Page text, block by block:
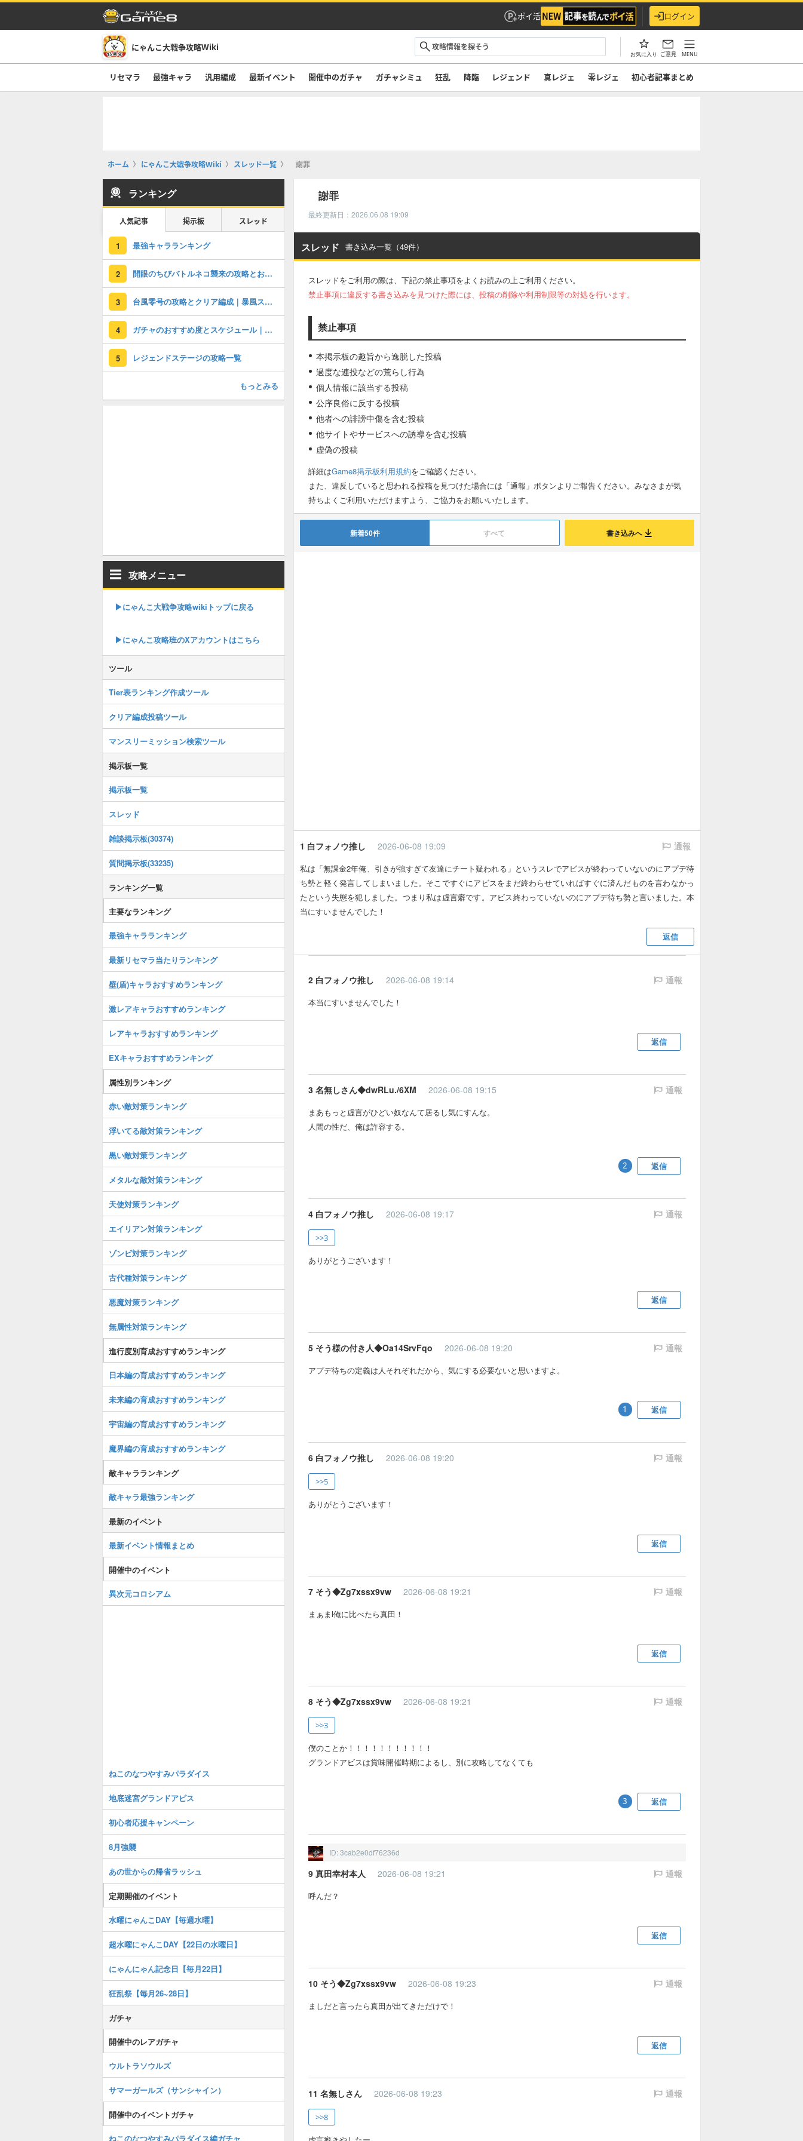
ポイ活 ログイン
にゃんこ大戦争攻略Wiki
お気に入り ご意見 MENU
リセマラ 最強キャラ 汎用編成 最新イベント 開催中のガチャ ガチャシミュ 狂乱 降臨 レジェンド 真レジェ 零レジェ 初心者記事まとめ
ホーム にゃんこ大戦争攻略Wiki スレッド一覧 謝罪
謝罪
最終更新日：2026.06.08 19:09
スレッド 書き込み一覧（49件）
スレッドをご利用の際は、下記の禁止事項をよくお読みの上ご利用ください。
禁止事項に違反する書き込みを見つけた際には、投稿の削除や利用制限等の対処を行います。
禁止事項
本掲示板の趣旨から逸脱した投稿
過度な連投などの荒らし行為
個人情報に該当する投稿
公序良俗に反する投稿
他者への誹謗中傷を含む投稿
他サイトやサービスへの誘導を含む投稿
虚偽の投稿
詳細はGame8掲示板利用規約をご確認ください。
また、違反していると思われる投稿を見つけた場合には「通報」ボタンよりご報告ください。みなさまが気
持ちよくご利用いただけますよう、ご協力をお願いいたします。
新着50件 すべて 書き込みへ
1 白フォノウ推し 2026-06-08 19:09 通報
私は「無課金2年俺、引きが強すぎて友達にチート疑われる」というスレでアビスが終わっていないのにアプデ待
ち勢と軽く発言してしまいました。そこですぐにアビスをまだ終わらせていればすぐに済んだものを言わなかっ
たという失態を犯しました。つまり私は虚言癖です。アビス終わっていないのにアプデ待ち勢と言いました。本
当にすいませんでした！
返信
2 白フォノウ推し 2026-06-08 19:14 通報
本当にすいませんでした！
返信
3 名無しさん◆dwRLu./6XM 2026-06-08 19:15 通報
まあもっと虚言がひどい奴なんて居るし気にすんな。
人間の性だ、俺は許容する。
返信
2
4 白フォノウ推し 2026-06-08 19:17 通報
>>3
ありがとうございます！
返信
5 そう様の付き人◆Oa14SrvFqo 2026-06-08 19:20 通報
アプデ待ちの定義は人それぞれだから、気にする必要ないと思いますよ。
返信
1
6 白フォノウ推し 2026-06-08 19:20 通報
>>5
ありがとうございます！
返信
7 そう◆Zg7xssx9vw 2026-06-08 19:21 通報
まぁまl俺に比べたら真田！
返信
8 そう◆Zg7xssx9vw 2026-06-08 19:21 通報
>>3
僕のことか！！！！！！！！！！！
グランドアビスは賞味開催時期によるし、別に攻略してなくても
返信
3
ID: 3cab2e0df76236d
9 真田幸村本人 2026-06-08 19:21 通報
呼んだ？
返信
10 そう◆Zg7xssx9vw 2026-06-08 19:23 通報
ましだと言ったら真田が出てきただけで！
返信
11 名無しさん 2026-06-08 19:23 通報
>>8
ランキング
人気記事 掲示板 スレッド
1 最強キャラランキング
2 開眼のちびバトルネコ襲来の攻略とおすすめキャラ
3 台風零号の攻略とクリア編成｜暴風ステージ
4 ガチャのおすすめ度とスケジュール｜今引くべきガチャ
5 レジェンドステージの攻略一覧
もっとみる
攻略メニュー
▶︎にゃんこ大戦争攻略wikiトップに戻る
▶︎にゃんこ攻略班のXアカウントはこちら
ツール
Tier表ランキング作成ツール
クリア編成投稿ツール
マンスリーミッション検索ツール
掲示板一覧
掲示板一覧
スレッド
雑談掲示板(30374)
質問掲示板(33235)
ランキング一覧
主要なランキング
最強キャラランキング
最新リセマラ当たりランキング
壁(盾)キャラおすすめランキング
激レアキャラおすすめランキング
レアキャラおすすめランキング
EXキャラおすすめランキング
属性別ランキング
赤い敵対策ランキング
浮いてる敵対策ランキング
黒い敵対策ランキング
メタルな敵対策ランキング
天使対策ランキング
エイリアン対策ランキング
ゾンビ対策ランキング
古代種対策ランキング
悪魔対策ランキング
無属性対策ランキング
進行度別育成おすすめランキング
日本編の育成おすすめランキング
未来編の育成おすすめランキング
宇宙編の育成おすすめランキング
魔界編の育成おすすめランキング
敵キャラランキング
敵キャラ最強ランキング
最新のイベント
最新イベント情報まとめ
開催中のイベント
異次元コロシアム
ねこのなつやすみパラダイス
地底迷宮グランドアビス
初心者応援キャンペーン
8月強襲
あの世からの帰省ラッシュ
定期開催のイベント
水曜にゃんこDAY【毎週水曜】
超水曜にゃんこDAY【22日の水曜日】
にゃんにゃん記念日【毎月22日】
狂乱祭【毎月26~28日】
ガチャ
開催中のレアガチャ
ウルトラソウルズ
サマーガールズ（サンシャイン）
開催中のイベントガチャ
ねこのなつやすみパラダイス編ガチャ